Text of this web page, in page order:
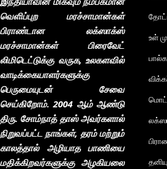
வெளிப்புற மரச்சாமான்கள்
பிராண்டான லக்ஸாக்ஸ்
மரச்சாமான்கள் பிரைவேட்
லிமிடெட்டுக்கு வருக, உலகளவில்
வாடிக்கையாளர்களுக்கு
பெருமையுடன் சேவை
செய்கிறோம். 2004 ஆம் ஆண்டு
திரு. சோம்நாத் தாஸ் அவர்களால்
நிறுவப்பட்ட நாங்கள், தரம் மற்றும்
காலத்தால் அழியாத பாணியை
மதிக்கிறவர்களுக்கு அழகியலை
உள்